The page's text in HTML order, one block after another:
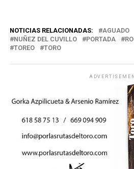
NOTICIAS RELACIONADAS: AGUADO
NUÑEZ DEL CUVILLO
PORTADA
TOREO
TORO